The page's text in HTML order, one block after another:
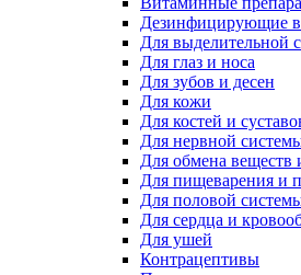
Дезинфицирующие
Для выделительной
Для глаз и носа
Для зубов и десен
Для кожи
Для костей и
Для нервной
Для обмена веществ
Для пищеварения и
Для половой
Для сердца и
Для ушей
Контрацептивы